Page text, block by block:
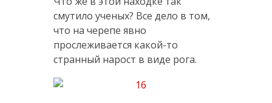
смутило ученых? Все дело в том,
что на черепе явно
прослеживается какой-то
странный нарост в виде рога.